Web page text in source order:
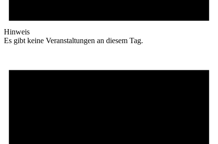
Hinweis
Es gibt keine Veranstaltungen an diesem Tag.